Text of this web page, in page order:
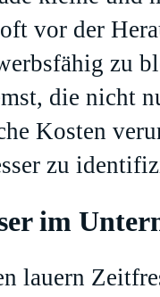
vor der
zu
die nicht
Kosten
zu
im
lauern